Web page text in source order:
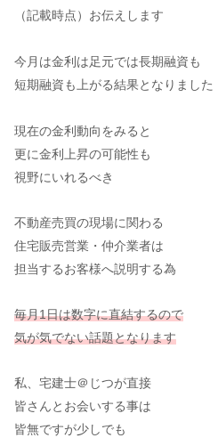
（記載時点）お伝えします
今月は金利は足元では長期融資も
短期融資も上がる結果となりました
現在の金利動向をみると
更に金利上昇の可能性も
視野にいれるべき
不動産売買の現場に関わる
住宅販売営業・仲介業者は
担当するお客様へ説明する為
毎月1日は数字に直結するので
気が気でない話題となります
私、宅建士＠じつが直接
皆さんとお会いする事は
皆無ですが少しでも